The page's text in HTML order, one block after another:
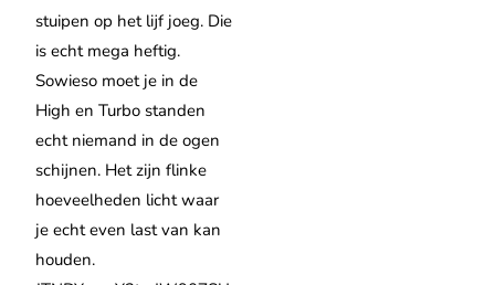
stuipen op het lijf joeg. Die
is echt mega heftig.
Sowieso moet je in de
High en Turbo standen
echt niemand in de ogen
schijnen. Het zijn flinke
hoeveelheden licht waar
je echt even last van kan
houden.